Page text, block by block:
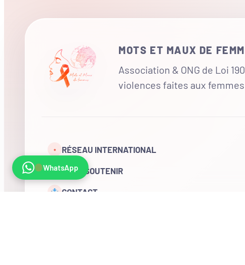
MOTS ET MAUX DE
Association & ONG de Loi
violences faites aux
• RÉSEAU INTERNATIONAL
NOUS SOUTENIR
CONTACT
WhatsApp